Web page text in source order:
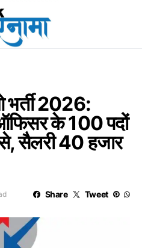
2026:
के 100 पदों
सैलरी 40 हजार
Share Tweet